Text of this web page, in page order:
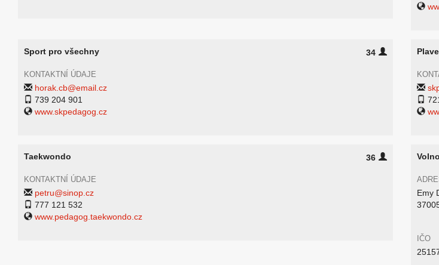
Sport pro všechny 34
KONTAKTNÍ ÚDAJE
horak.cb@email.cz
739 204 901
www.skpedagog.cz
Taekwondo 36
KONTAKTNÍ ÚDAJE
petru@sinop.cz
777 121 532
www.pedagog.taekwondo.cz
Emy
IČO